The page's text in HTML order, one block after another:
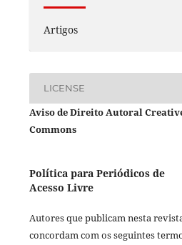
Artigos
LICENSE
Aviso de Direito Autoral
Commons
Política para Periódicos de
Acesso Livre
Autores que publicam nesta
concordam com os seguintes